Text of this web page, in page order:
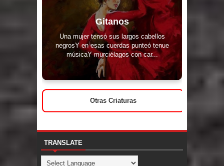
Gitanos
Una mujer tensó sus largos cabellos
negrosY en esas cuerdas punteó tenue
músicaY murciélagos con car...
Otras Criaturas
TRANSLATE